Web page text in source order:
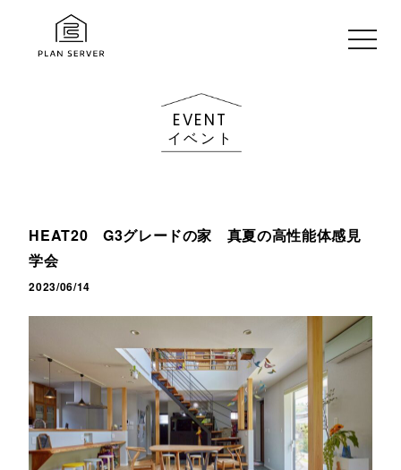
toggle
EVENT
イベント
HEAT20 G3グレードの家 真夏の高性能体感見
学会
2023/06/14